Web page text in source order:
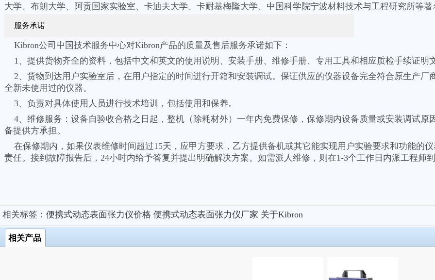
大学、布朗大学、阿贡国家实验室、卡迪夫大学、卡耐基梅隆大学、中国科学院宁波材料技术与工程研究所等著
服务承诺
Kibron公司中国技术服务中心对Kibron产品的质量及售后服务承诺如下：
1、提供货物齐全的资料，包括中文和英文的使用说明、安装手册、维修手册、专用工具和相应质检手续证明
2、货物到达用户实验室后，在用户指定的时间进行开箱和安装调试。保证供应的仪器设备完全符合原生产厂
全新未使用过的仪器。
3、负责对具体使用人员进行技术培训，包括使用和保养。
4、维修服务：设备自验收合格之日起，整机（除耗材外）一年内免费保修，保修期内设备质量或安装调试原
备提供方承担。
在保修期内，如果仪表维修时间超过15天，应甲方要求，乙方提供备机或其它能实现用户实验要求和功能的
责任。接到故障报告后，24小时内给予答复并提出明确解决方案。如需派人维修，则在1-3个工作日内派工程师
相关标签： 便携式动态表面张力仪价格 便携式动态表面张力仪厂家 关于Kibron
相关产品